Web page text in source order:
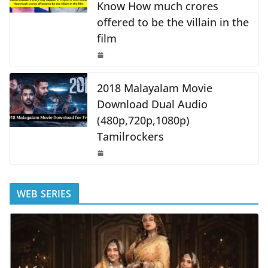
Know How much crores
offered to be the villain in the
film
2018 Malayalam Movie
Download Dual Audio
(480p,720p,1080p)
Tamilrockers
WEB SERIES